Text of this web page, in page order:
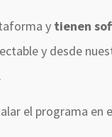
y tienen
y desde
el programa en